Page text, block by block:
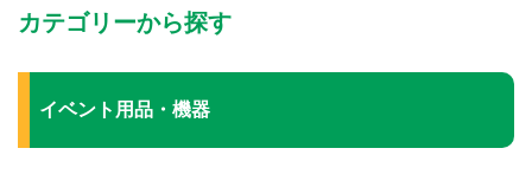
カテゴリーから探す
イベント用品・機器